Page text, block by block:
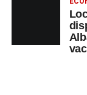
Trupei
Alfred
–